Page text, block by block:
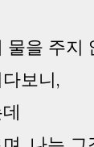
물을 주지
보니,